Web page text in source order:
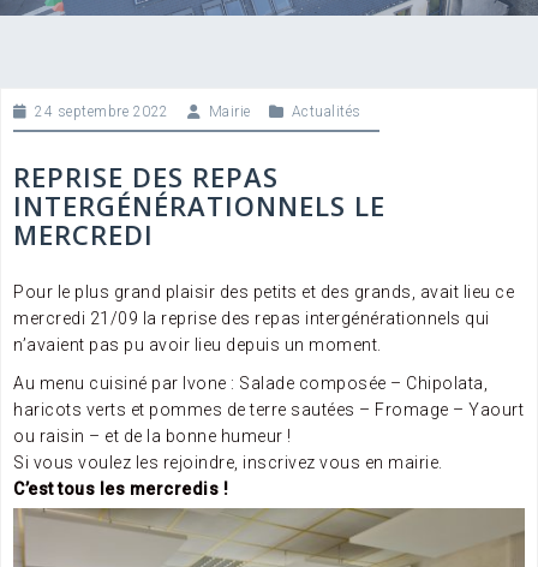
24 septembre 2022 Mairie Actualités
REPRISE DES REPAS
INTERGÉNÉRATIONNELS LE
MERCREDI
Pour le plus grand plaisir des petits et des grands, avait lieu ce
mercredi 21/09 la reprise des repas intergénérationnels qui
n’avaient pas pu avoir lieu depuis un moment.
Au menu cuisiné par Ivone : Salade composée – Chipolata,
haricots verts et pommes de terre sautées – Fromage – Yaourt
ou raisin – et de la bonne humeur !
Si vous voulez les rejoindre, inscrivez vous en mairie.
C’est tous les mercredis !